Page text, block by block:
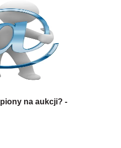
na aukcji? -